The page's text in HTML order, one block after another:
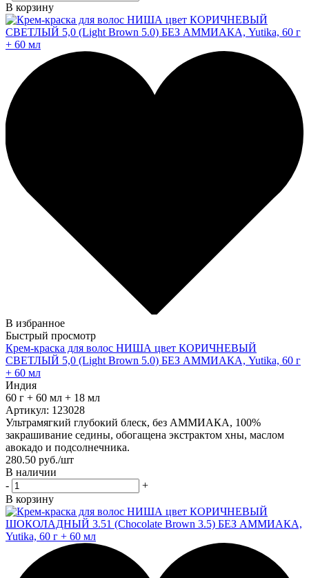
В корзину
В избранное
Быстрый просмотр
Крем-краска для волос НИША цвет КОРИЧНЕВЫЙ
СВЕТЛЫЙ 5,0 (Light Brown 5.0) БЕЗ АММИАКА, Yutika, 60 г
+ 60 мл
Индия
60 г + 60 мл + 18 мл
Артикул: 123028
Ультрамягкий глубокий блеск, без АММИАКА, 100%
закрашивание седины, обогащена экстрактом хны, маслом
авокадо и подсолнечника.
280.50 руб./шт
В наличии
-
+
В корзину